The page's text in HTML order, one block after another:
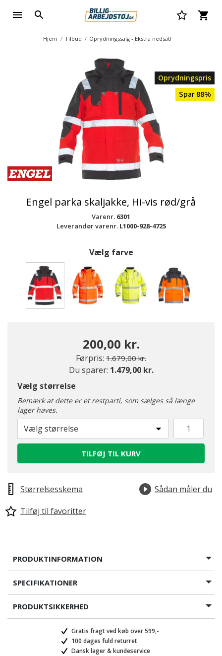
Hjem Tilbud Oprydningssalg - Ekstra nedsat!
Oprydningspris
Spar 88%
Engel parka skaljakke, Hi-vis rød/grå
Varenr. 6301
Leverandør varenr. L1000-928-4725
Vælg farve
200,00 kr.
Førpris: Pris nedsat fra
1.679,00 kr.til
Du sparer: 1.479,00 kr.
Vælg størrelse
Bemærk at dette er et restparti, som sælges så længe
lager haves.
Vælg størrelse
TILFØJ TIL KURV
Størrelsesskema
Sådan måler du
Tilføj til favoritter
PRODUKTINFORMATION
SPECIFIKATIONER
PRODUKTSIKKERHED
Gratis fragt ved køb over 599,-
100 dages fuld returret
Dansk lager & kundeservice